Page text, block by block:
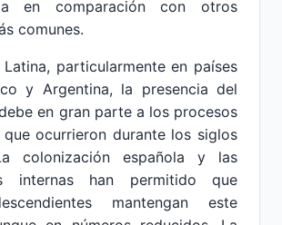
en comparación con otros
comunes.
Latina, particularmente en países
y Argentina, la presencia del
en gran parte a los procesos
ocurrieron durante los siglos
colonización española y las
internas han permitido que
mantengan este